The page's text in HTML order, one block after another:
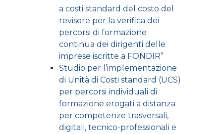
a costi standard del costo del
revisore per la verifica dei
percorsi di formazione
continua dei dirigenti delle
imprese iscritte a FONDIR”
Studio per l’implementazione
di Unità di Costi standard (UCS)
per percorsi individuali di
formazione erogati a distanza
per competenze trasversali,
digitali, tecnico-professionali e